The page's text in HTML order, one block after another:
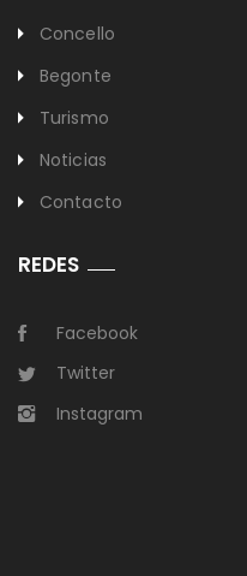
Concello
Begonte
Turismo
Noticias
Contacto
REDES
Facebook
Twitter
Instagram